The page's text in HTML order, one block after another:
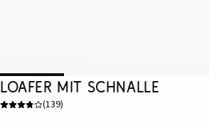
Loafer mit Schnalle
(139)